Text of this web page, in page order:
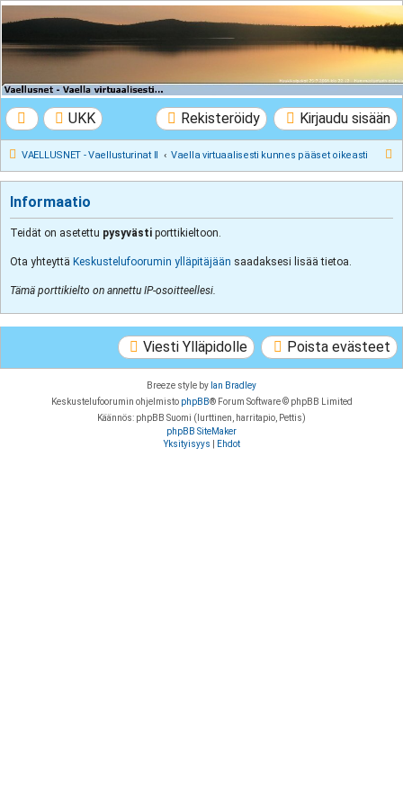
VAELLUSNET -
Vaellusturinat II
UKK Kirjaudu sisään
Rekisteröidy
VAELLUSNET - Vaellusturinat II Vaella virtuaalisesti kunnes pääset oikeasti
Informaatio
Teidät on asetettu pysyvästi porttikieltoon.
Ota yhteyttä Keskustelufoorumin ylläpitäjään saadaksesi lisää tietoa.
Tämä porttikielto on annettu IP-osoitteellesi.
Poista evästeet
Viesti Ylläpidolle
Breeze style by Ian Bradley
Keskustelufoorumin ohjelmisto phpBB® Forum Software © phpBB Limited
Käännös: phpBB Suomi (lurttinen, harritapio, Pettis)
phpBB SiteMaker
Yksityisyys
Ehdot